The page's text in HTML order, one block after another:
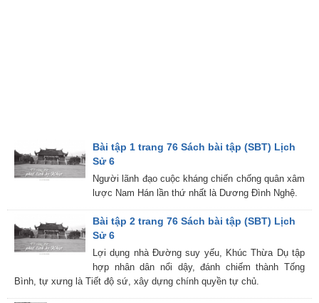
Bài tập 1 trang 76 Sách bài tập (SBT) Lịch
Sử 6
Người lãnh đạo cuộc kháng chiến chống quân xâm
lược Nam Hán lần thứ nhất là Dương Đình Nghệ.
Bài tập 2 trang 76 Sách bài tập (SBT) Lịch
Sử 6
Lợi dụng nhà Đường suy yếu, Khúc Thừa Dụ tập
hợp nhân dân nổi dậy, đánh chiếm thành Tống
Bình, tự xưng là Tiết độ sứ, xây dựng chính quyền tự chủ.